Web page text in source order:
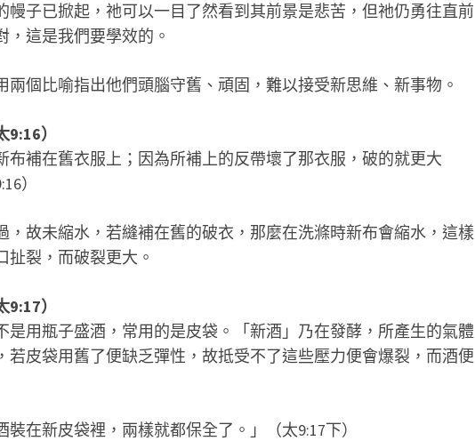
幔子已掀起，祂可以一目了然看到其前景是悲苦，但祂仍勇往直前
，這是我們要學效的。
兩個比喻指出他們頭腦守舊、頑固，難以接受新思維、新事物。
）
布補在舊衣服上；因為所補上的反帶壞了那衣服，破的就更大
）
，故未縮水，若縫補在舊的破衣，那麼在洗滌時新布會縮水，這樣
扯裂，而破裂更大。
）
是用瓶子盛酒，常用的是皮袋。「新酒」乃在發酵，所產生的氣體
若皮袋用舊了便缺乏彈性，故抵受不了這些壓力便會爆裂，而酒便
裝在新皮袋裡，兩樣就都保全了。」（太9:17下）